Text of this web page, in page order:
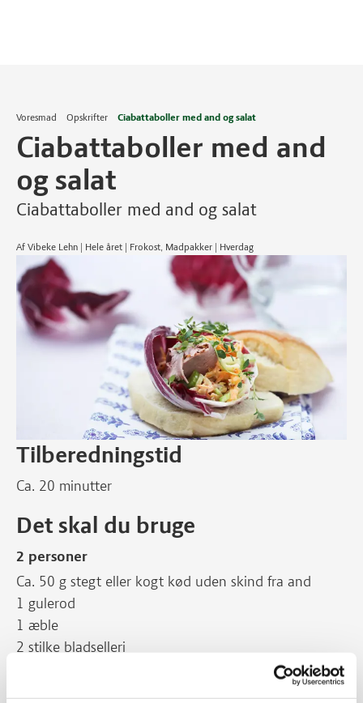
Voresmad Opskrifter Ciabattaboller med and og salat
Ciabattaboller med and
og salat
Ciabattaboller med and og salat
Af Vibeke Lehn | Hele året | Frokost, Madpakker | Hverdag
Tilberedningstid
Ca. 20 minutter
Det skal du bruge
2 personer
Ca. 50 g stegt eller kogt kød uden skind fra and
1 gulerod
1 æble
2 stilke bladselleri